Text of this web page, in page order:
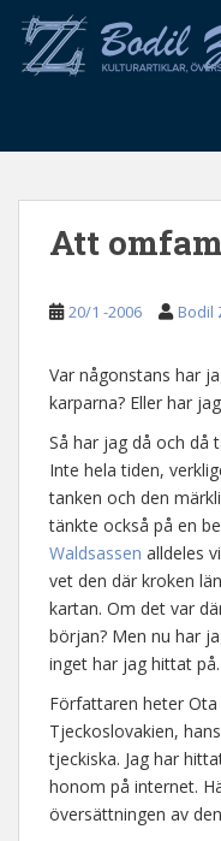
o
Att
20/1 -2006 Bodil
Var någonstans har
karparna? Eller har
Så har jag då och då
Inte hela tiden,
tanken och den
tänkte också på en
Waldsassen alldeles
vet den där kroken
kartan. Om det var
början? Men nu har
inget har jag hittat på.
Författaren heter
Tjeckoslovakien,
tjeckiska. Jag har
honom på internet.
översättningen av